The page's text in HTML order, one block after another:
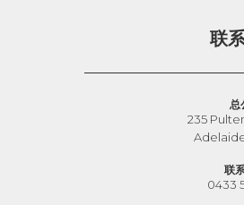
联
总
235
联
0433